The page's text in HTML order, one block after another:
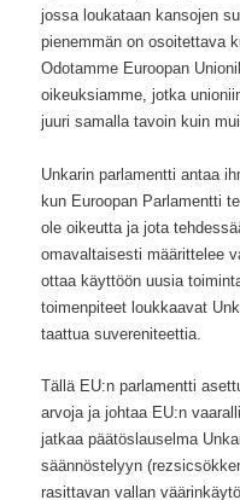
jossa loukataan kansojen
pienemmän on osoitettava
Odotamme Euroopan
oikeuksiamme, jotka
juuri samalla tavoin kuin
Unkarin parlamentti antaa
kun Euroopan Parlamentti
ole oikeutta ja jota
omavaltaisesti määrittelee
ottaa käyttöön uusia
toimenpiteet loukkaavat
taattua suvereniteettia.
Tällä EU:n parlamentti
arvoja ja johtaa EU:n
jatkaa päätöslauselma
säännöstelyyn
rasittavan vallan